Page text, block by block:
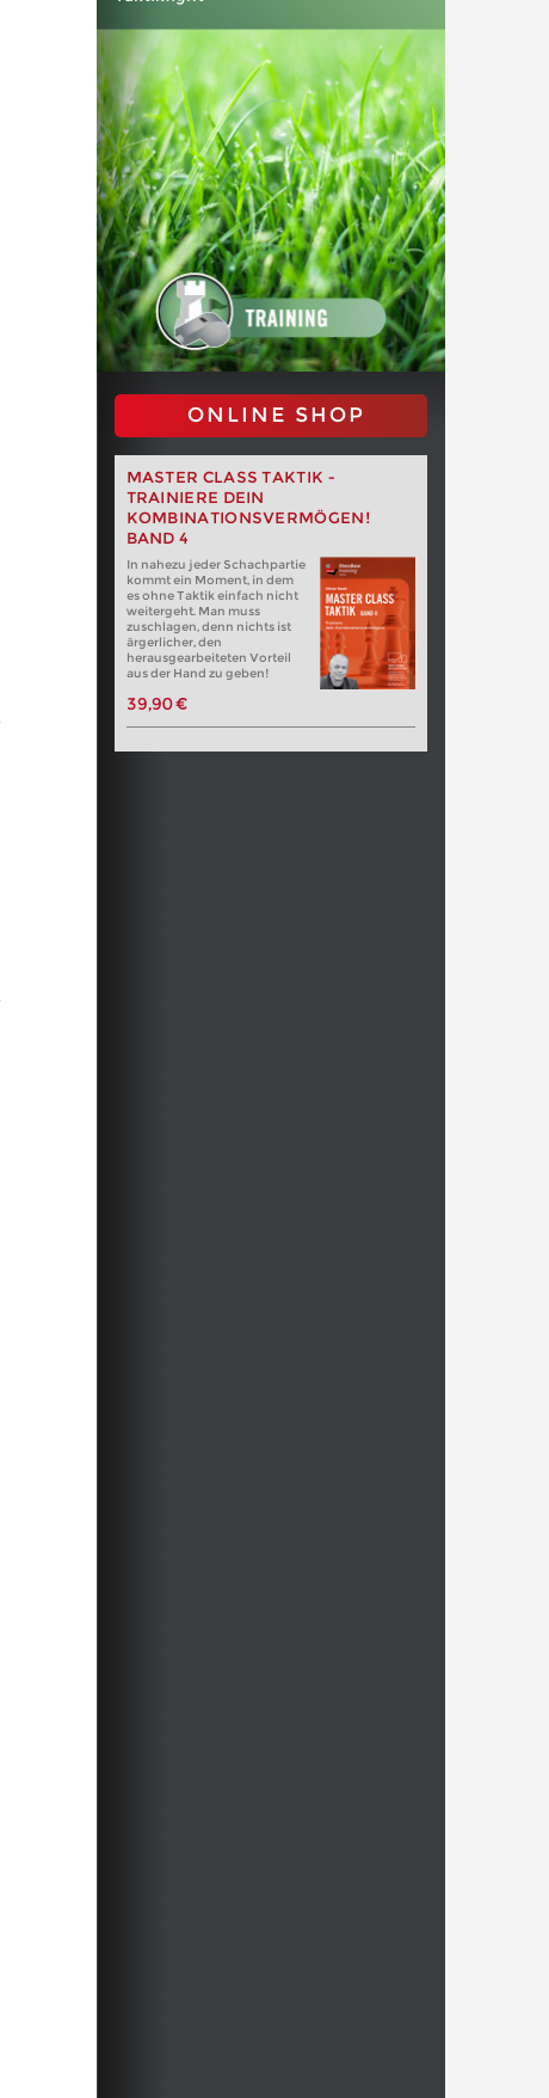
ONLINE SHOP
MASTER CLASS TAKTIK -
TRAINIERE DEIN
KOMBINATIONSVERMÖGEN!
BAND 4
In nahezu jeder Schachpartie
kommt ein Moment, in dem
es ohne Taktik einfach nicht
weitergeht. Man muss
zuschlagen, denn nichts ist
ärgerlicher, den
herausgearbeiteten Vorteil
aus der Hand zu geben!
39,90 €